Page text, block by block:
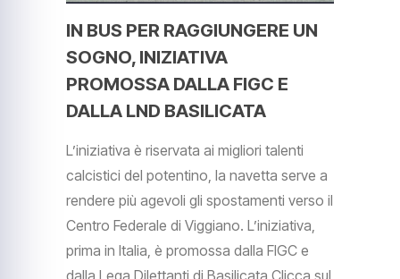
IN BUS PER RAGGIUNGERE UN
SOGNO, INIZIATIVA
PROMOSSA DALLA FIGC E
DALLA LND BASILICATA
L’iniziativa è riservata ai migliori talenti
calcistici del potentino, la navetta serve a
rendere più agevoli gli spostamenti verso il
Centro Federale di Viggiano. L’iniziativa,
prima in Italia, è promossa dalla FIGC e
dalla Lega Dilettanti di Basilicata Clicca sul